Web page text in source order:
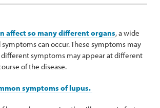
affect so many different organs, a wide
symptoms can occur. These symptoms may
different symptoms may appear at different
of the disease.
symptoms of lupus.